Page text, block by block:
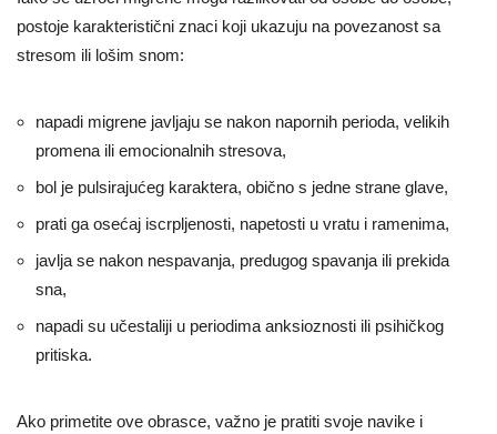
postoje karakteristični znaci koji ukazuju na povezanost sa
stresom ili lošim snom:
napadi migrene javljaju se nakon napornih perioda, velikih
promena ili emocionalnih stresova,
bol je pulsirajućeg karaktera, obično s jedne strane glave,
prati ga osećaj iscrpljenosti, napetosti u vratu i ramenima,
javlja se nakon nespavanja, predugog spavanja ili prekida
sna,
napadi su učestaliji u periodima anksioznosti ili psihičkog
pritiska.
Ako primetite ove obrasce, važno je pratiti svoje navike i